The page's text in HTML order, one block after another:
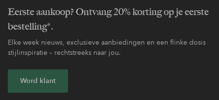
Eerste aankoop? Ontvang 20% korting op je eerste
bestelling*.
Elke week nieuws, exclusieve aanbiedingen en een flinke dosis
stijlinspiratie – rechtstreeks naar jou.
Word klant